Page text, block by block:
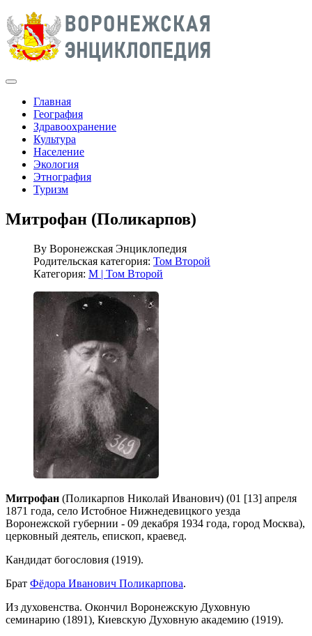
Главная
География
Здравоохранение
Культура
Население
Экология
Этнография
Туризм
Митрофан (Поликарпов)
By Воронежская Энциклопедия
Родительская категория: Том Второй
Категория: М | Том Второй
Митрофан (Поликарпов Николай Иванович) (01 [13] апреля
1871 года, село Истобное Нижнедевицкого уезда
Воронежской губернии - 09 декабря 1934 года, город Москва),
церковный деятель, епископ, краевед.
Кандидат богословия (1919).
Брат Фёдора Иванович Поликарпова.
Из духовенства. Окончил Воронежскую Духовную
семинарию (1891), Киевскую Духовную академию (1919).